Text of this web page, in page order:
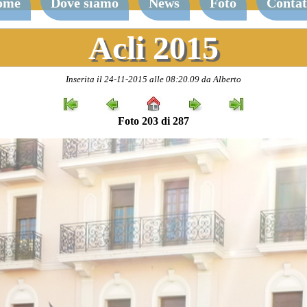
Acli 2015
Inserita il 24-11-2015 alle 08:20.09 da Alberto
Foto 203 di 287